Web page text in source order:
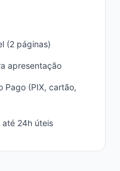
(2 páginas)
apresentação
Pago (PIX, cartão,
até 24h úteis